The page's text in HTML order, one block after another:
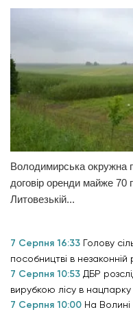
Володимирська окружна
договір оренди майже 70
Литовезькій...
7 Серпня 16:33 Голову
пособництві в незаконній
7 Серпня 10:53 ДБР
вирубкою лісу в
7 Серпня 10:00 На